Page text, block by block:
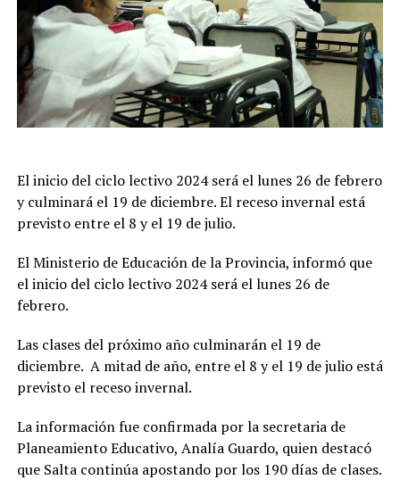
El inicio del ciclo lectivo 2024 será el lunes 26 de febrero
y culminará el 19 de diciembre. El receso invernal está
previsto entre el 8 y el 19 de julio.
El Ministerio de Educación de la Provincia, informó que
el inicio del ciclo lectivo 2024 será el lunes 26 de
febrero.
Las clases del próximo año culminarán el 19 de
diciembre. A mitad de año, entre el 8 y el 19 de julio está
previsto el receso invernal.
La información fue confirmada por la secretaria de
Planeamiento Educativo, Analía Guardo, quien destacó
que Salta continúa apostando por los 190 días de clases.